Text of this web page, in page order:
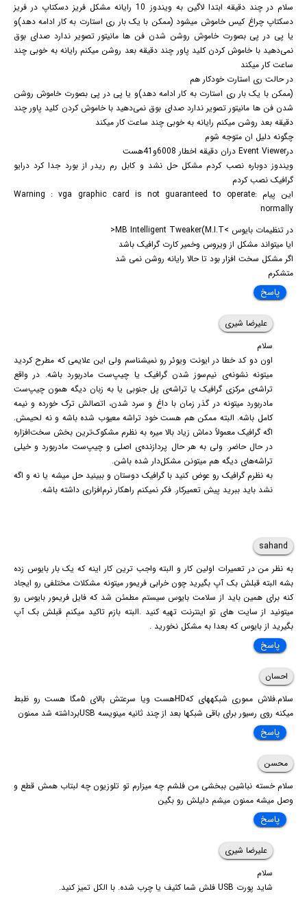
سلام در چند دقیقه ابتدا لاگین به ویندوز 10 رایانه مشکل فریز دسکتاپ در فریز
دسکتاپ چراغ کیس خاموش میشود (ممکن با یک بار ری استارت به کار ادامه دهد)و
یا پی در پی بصورت خاموش روشن شدن فن ها مانیتور تصویر ندارد صدای بوق
نمی‌دهید با خاموش کردن کلید پاور چند دقیقه بعد روشن میکنم رایانه به خوبی چند
ساعت کار میکند
در حالت ری استارت خودکار هم
(ممکن با یک بار ری استارت به کار ادامه دهد)و یا پی در پی بصورت خاموش روشن
شدن فن ها مانیتور تصویر ندارد صدای بوق نمی‌دهید با خاموش کردن کلید پاور چند
دقیقه بعد روشن میکنم رایانه به خوبی چند ساعت کار میکند
چگونه دلیل ان متوجه شوم
درEvent Viewer دران دقیقه اخطار 6008و41هست
ویندوز دوباره نصب کردم مشکل حل نشد و کابل رم ریدر از بورد جدا کرد درایو
گرافیک نصب کردم
این پیام :Warning : vga graphic card is not guaranteed to operate
normally
در تنظیمات بایوس >MB Intelligent Tweaker(M.I.T<
ایا میتواند مشکل از ویروس وخمیر کارت گرافیک باشد
اگر مشکل سخت افزار بود تا حالا رایانه روشن نمی شد
متشکرم
پاسخ
علیرضا شیری
سلام
اون دو کد خطا در ایونت ویوئر رو نمیشناسم ولی این علایمی که مطرح کردید
میتونه نشونه‌ی نیم‌سوز شدن گرافیک یا چیپ‌ست مادربورد باشه. در واقع
تراشه‌ی مرکزی گرافیک یا تراشه‌ی پل جنوبی یا به زبان دیگه همون چیپ‌ست
مادربورد میتونه در گذر زمان با داغ و سرد شدن، اتصالش ترک خورده و نیمه
کامل باشه. البته ممکن هم هست خود تراشه معیوب شده باشه و نه لحیمش.
اگه گرافیک معمولاً دماش زیاد بالا میره به نظرم مشکوک‌ترین بخش سخت‌افزاره
در حال حاضر. ولی به هر حال پردازنده‌ی اصلی و چیپ‌ست مادربورد و خیلی
تراشه‌های دیگه هم میتونن مشکل‌دار شده باشن.
به نظرم گرافیک رو عوض کنید با گرافیک دوستان و ببینید حل میشه یا نه و اگه
نشد باید ببرید پیش تعمیرکار. فکر نمیکنم راهکار نرم‌افزاری داشته باشه.
sahand
به نظر من در تعمیرات اولین کار و البته واجب ترین کار اینه که یک بار بایوس زده
بشه البته قبلش بک آپ بگیرید چون خرابی فریمور میتونه مشکلات مختلفی رو ایجاد
کنه برای همین باید از سلامت بایوس سیستم مطمئن شد که فایل فریمور بایوس رو
میتونید از سایت های تو اینترنت تهیه کنید .البته بازم تاکید میکنم قبلش بک آپ
بگیرید از بایوس که بعدا به مشکل نخورید .
پاسخ
احسان
سلام.فلاش مموری شبکههای کهHDهست ویا سرعتش بالای ۵مگا هست رو ظبط
میکنه روی رسیور برای باقی شبکها بعد از چند ثانیه مینویسه USBبرداشته شد ممنون
پاسخ
محسن
سلام خسته نباشین ببخشی من فلشم چه میزارم تو تلوزیون چه لبتاب همش قطع و
وصل میشه ممنون میشم دلیلش رو بگین
پاسخ
علیرضا شیری
سلام
شاید پورت USB فلش شما کثیف یا چرب شده. با الکل تمیز کنید.